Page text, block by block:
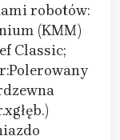
robotów:
(KMM)
Classic;